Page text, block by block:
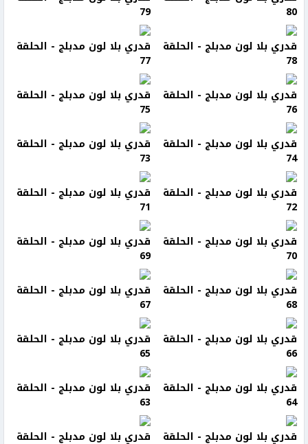
80
79
قدري بلا لون مدبلج - الحلقة
78
قدري بلا لون مدبلج - الحلقة
77
قدري بلا لون مدبلج - الحلقة
76
قدري بلا لون مدبلج - الحلقة
75
قدري بلا لون مدبلج - الحلقة
74
قدري بلا لون مدبلج - الحلقة
73
قدري بلا لون مدبلج - الحلقة
72
قدري بلا لون مدبلج - الحلقة
71
قدري بلا لون مدبلج - الحلقة
70
قدري بلا لون مدبلج - الحلقة
69
قدري بلا لون مدبلج - الحلقة
68
قدري بلا لون مدبلج - الحلقة
67
قدري بلا لون مدبلج - الحلقة
66
قدري بلا لون مدبلج - الحلقة
65
قدري بلا لون مدبلج - الحلقة
64
قدري بلا لون مدبلج - الحلقة
63
قدري بلا لون مدبلج - الحلقة
قدري بلا لون مدبلج - الحلقة